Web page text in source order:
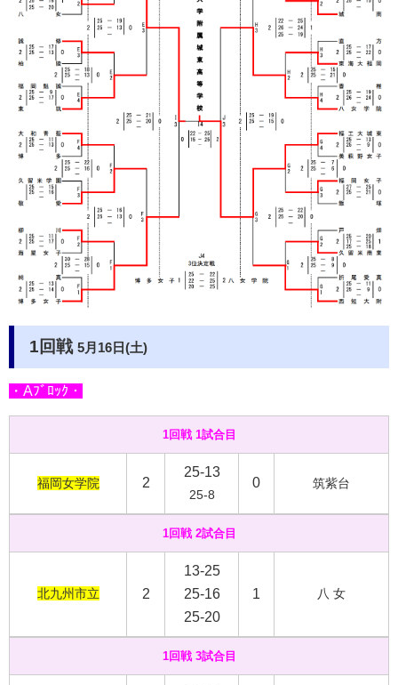
1回戦 5月16日(土)
・Aﾌﾞﾛｯｸ・
1回戦 1試合目
福岡女学院 2
25-13
25-8
0 筑紫台
1回戦 2試合目
北九州市立 2
13-25
25-16
25-20
1 八 女
1回戦 3試合目